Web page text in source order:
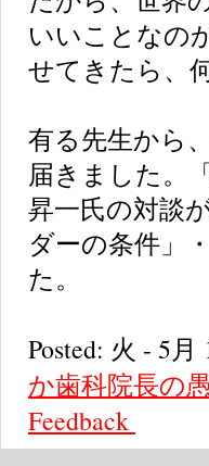
いいことなの
せてきたら、
有る先生から
届きました。
昇一氏の対談
ダーの条件」
た。
Posted: 火 - 5
か歯科院長の
Feedback